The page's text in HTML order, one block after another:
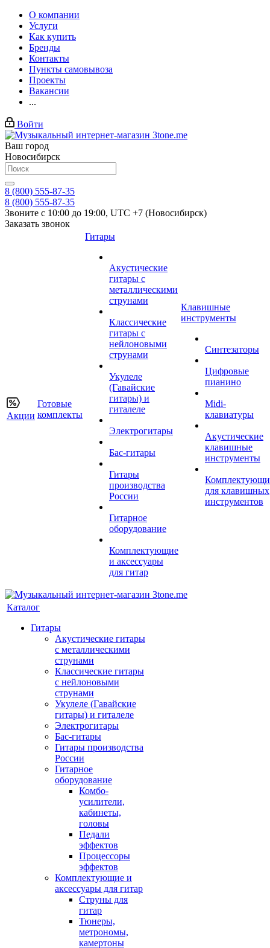
О компании
Услуги
Как купить
Бренды
Контакты
Пункты самовывоза
Проекты
Вакансии
...
Войти
Ваш город
Новосибирск
8 (800) 555-87-35
8 (800) 555-87-35
Звоните с 10:00 до 19:00, UTC +7 (Новосибирск)
Заказать звонок
Акции
Готовые
комплекты
Гитары
Акустические
гитары с
металлическими
струнами
Классические
гитары с
нейлоновыми
струнами
Укулеле
(Гавайские
гитары) и
гиталеле
Электрогитары
Бас-гитары
Гитары
производства
России
Гитарное
оборудование
Комплектующие
и аксессуары
для гитар
Клавишные
инструменты
Синтезаторы
Цифровые
пианино
Midi-
клавиатуры
Акустические
клавишные
инструменты
для клавишных
инструментов
Каталог
Гитары
Акустические гитары
с металлическими
струнами
Классические гитары
с нейлоновыми
струнами
Укулеле (Гавайские
гитары) и гиталеле
Электрогитары
Бас-гитары
Гитары производства
России
Гитарное
оборудование
Комбо-
усилители,
кабинеты,
головы
Педали
эффектов
Процессоры
эффектов
Комплектующие и
аксессуары для гитар
Струны для
гитар
Тюнеры,
метрономы,
камертоны